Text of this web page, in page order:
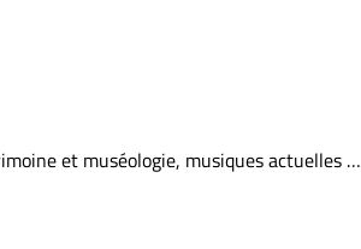
et muséologie, musiques actuelles …